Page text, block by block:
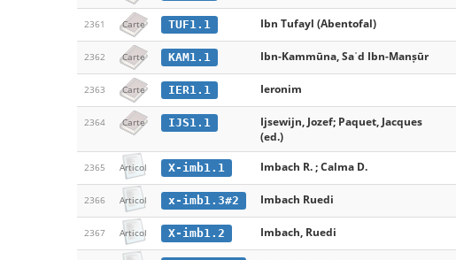
2361 Carte TUF1.1 Ibn Tufayl (Abentofal)
2362 Carte KAM1.1 Ibn-Kammūna, Saʿd Ibn-Manṣūr
2363 Carte IER1.1 Ieronim
2364 Carte IJS1.1
Ijsewijn, Jozef; Paquet, Jacques
(ed.)
2365 Articol X-imb1.1 Imbach R. ; Calma D.
2366 Articol x-imb1.3#2 Imbach Ruedi
2367 Articol X-imb1.2 Imbach, Ruedi